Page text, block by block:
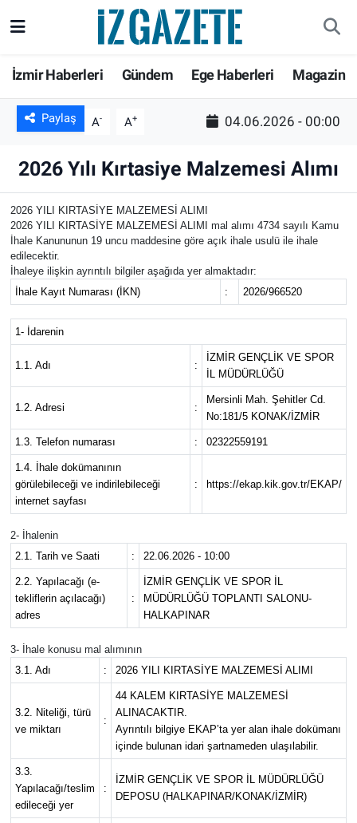
İzmir Haberleri Gündem Ege Haberleri Magazin
Paylaş A- A+ 04.06.2026 - 00:00
2026 Yılı Kırtasiye Malzemesi Alımı
2026 YILI KIRTASİYE MALZEMESİ ALIMI
2026 YILI KIRTASİYE MALZEMESİ ALIMI mal alımı 4734 sayılı Kamu
İhale Kanununun 19 uncu maddesine göre açık ihale usulü ile ihale
edilecektir.
İhaleye ilişkin ayrıntılı bilgiler aşağıda yer almaktadır:
İhale Kayıt Numarası (İKN)
: 2026/966520
1- İdarenin
1.1. Adı :
İZMİR GENÇLİK VE SPOR
İL MÜDÜRLÜĞÜ
1.2. Adresi :
Mersinli Mah. Şehitler Cd.
No:181/5 KONAK/İZMİR
1.3. Telefon numarası : 02322559191
1.4. İhale dokümanının
görülebileceği ve indirilebileceği
internet sayfası
: https://ekap.kik.gov.tr/EKAP/
2- İhalenin
2.1. Tarih ve Saati
: 22.06.2026 - 10:00
2.2. Yapılacağı (e-
tekliflerin açılacağı)
adres
:
İZMİR GENÇLİK VE SPOR İL
MÜDÜRLÜĞÜ TOPLANTI SALONU-
HALKAPINAR
3- İhale konusu mal alımının
3.1. Adı
: 2026 YILI KIRTASİYE MALZEMESİ ALIMI
3.2. Niteliği, türü
ve miktarı
:
44 KALEM KIRTASİYE MALZEMESİ
ALINACAKTIR.
Ayrıntılı bilgiye EKAP’ta yer alan ihale dokümanı
içinde bulunan idari şartnameden ulaşılabilir.
3.3.
Yapılacağı/teslim
edileceği yer
:
İZMİR GENÇLİK VE SPOR İL MÜDÜRLÜĞÜ
DEPOSU (HALKAPINAR/KONAK/İZMİR)
İZMİR
SPOR
SAĞLIK
KÜLTÜR SANAT
DÜNYA
Resmi İlanlar
Resmi Reklam
YAŞAM
İzmir Hava Durumu
İzmir Trafik Yoğunluk Haritası
Süper Lig Puan Durumu ve Fikstür
Tüm Manşetler
Son Dakika Haberleri
Haber Arşivi